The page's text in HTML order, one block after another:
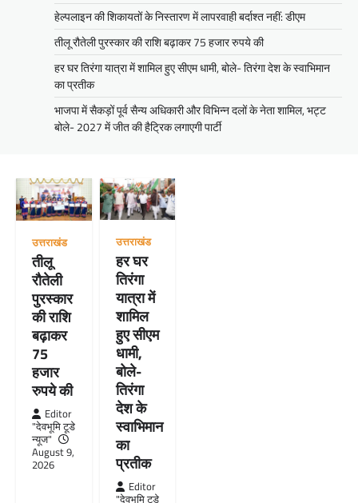
हेल्पलाइन की शिकायतों के निस्तारण में लापरवाही बर्दाश्त नहीं: डीएम
तीलू रौतेली पुरस्कार की राशि बढ़ाकर 75 हजार रुपये की
हर घर तिरंगा यात्रा में शामिल हुए सीएम धामी, बोले- तिरंगा देश के स्वाभिमान
का प्रतीक
भाजपा में सैकड़ों पूर्व सैन्य अधिकारी और विभिन्न दलों के नेता शामिल, भट्ट
बोले- 2027 में जीत की हैट्रिक लगाएगी पार्टी
उत्तराखंड
तीलू
रौतेली
पुरस्कार
की राशि
बढ़ाकर
75
हजार
रुपये की
Editor
"देवभूमि टूडे
न्यूज"
August 9,
2026
उत्तराखंड
हर घर
तिरंगा
यात्रा में
शामिल
हुए सीएम
धामी,
बोले-
तिरंगा
देश के
स्वाभिमान
का
प्रतीक
Editor
"देवभूमि टूडे